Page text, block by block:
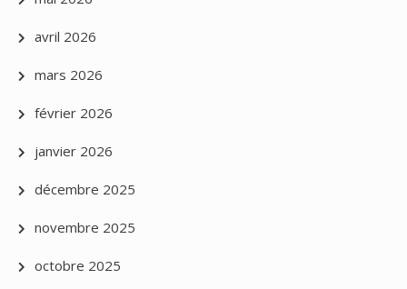
avril 2026
mars 2026
février 2026
janvier 2026
décembre 2025
novembre 2025
octobre 2025